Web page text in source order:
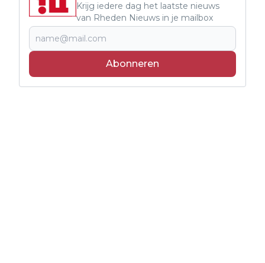
Krijg iedere dag het laatste nieuws
van Rheden Nieuws in je mailbox
Abonneren